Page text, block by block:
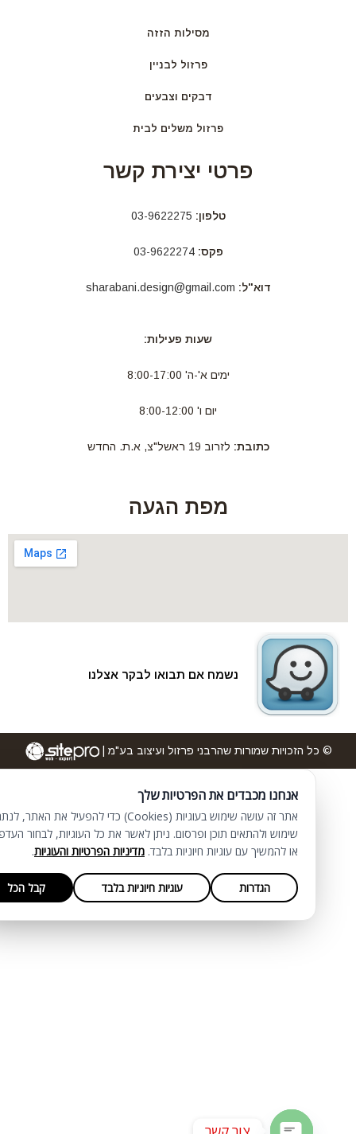
מסילות הזזה
פרזול לבניין
דבקים וצבעים
פרזול משלים לבית
פרטי יצירת קשר
טלפון: 03-9622275
פקס: 03-9622274
דוא"ל: sharabani.design@gmail.com
שעות פעילות:
ימים א'-ה' 8:00-17:00
יום ו' 8:00-12:00
כתובת:לזרוב 19 ראשל"צ, א.ת. החדש
מפת הגעה
נשמח אם תבואו לבקר אצלנו
© כל הזכויות שמורות שהרבני פרזול ועיצוב בע"מ |
אנחנו מכבדים את הפרטיות שלך
אתר זה עושה שימוש בעוגיות (Cookies) כדי להפעיל את האתר, לנתח
שימוש ולהתאים תוכן ופרסום. ניתן לאשר את כל העוגיות, לבחור העדפות,
או להמשיך עם עוגיות חיוניות בלבד.מדיניות הפרטיות והעוגיות.
הגדרות עוגיות חיוניות בלבד קבל הכל